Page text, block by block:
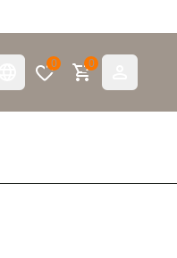
0 0